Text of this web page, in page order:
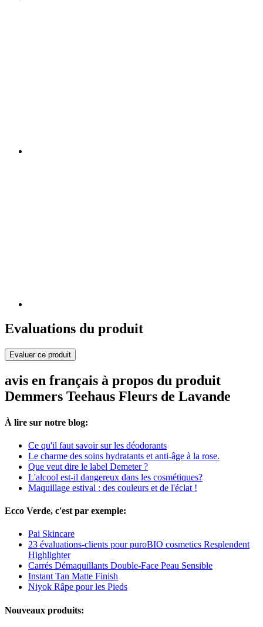
Evaluations du produit
Evaluer ce produit
avis en français à propos du produit
Demmers Teehaus Fleurs de Lavande
À lire sur notre blog:
Ce qu'il faut savoir sur les déodorants
Le charme des soins hydratants et anti-âge à la rose.
Que veut dire le label Demeter ?
L'alcool est-il dangereux dans les cosmétiques?
Maquillage estival : des couleurs et de l'éclat !
Ecco Verde, c'est par exemple:
Pai Skincare
23 évaluations-clients pour puroBIO cosmetics Resplendent
Highlighter
Carrés Démaquillants Double-Face Peau Sensible
Instant Tan Matte Finish
Niyok Râpe pour les Pieds
Nouveaux produits: